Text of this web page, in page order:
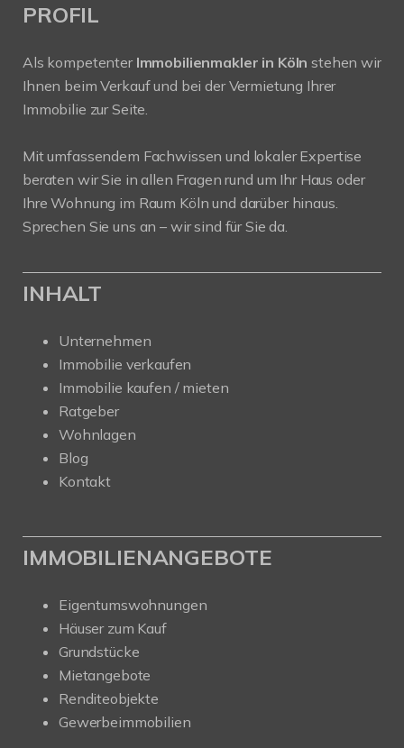
PROFIL
Als kompetenter Immobilienmakler in Köln stehen wir
Ihnen beim Verkauf und bei der Vermietung Ihrer
Immobilie zur Seite.
Mit umfassendem Fachwissen und lokaler Expertise
beraten wir Sie in allen Fragen rund um Ihr Haus oder
Ihre Wohnung im Raum Köln und darüber hinaus.
Sprechen Sie uns an – wir sind für Sie da.
INHALT
Unternehmen
Immobilie verkaufen
Immobilie kaufen / mieten
Ratgeber
Wohnlagen
Blog
Kontakt
IMMOBILIENANGEBOTE
Eigentumswohnungen
Häuser zum Kauf
Grundstücke
Mietangebote
Renditeobjekte
Gewerbeimmobilien